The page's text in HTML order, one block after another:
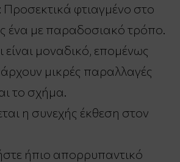
Προσεκτικά φτιαγμένο στο
ένα με παραδοσιακό τρόπο.
είναι μοναδικό, επομένως
μικρές παραλλαγές
το σχήμα.
η συνεχής έκθεση στον
ήπιο απορρυπαντικό